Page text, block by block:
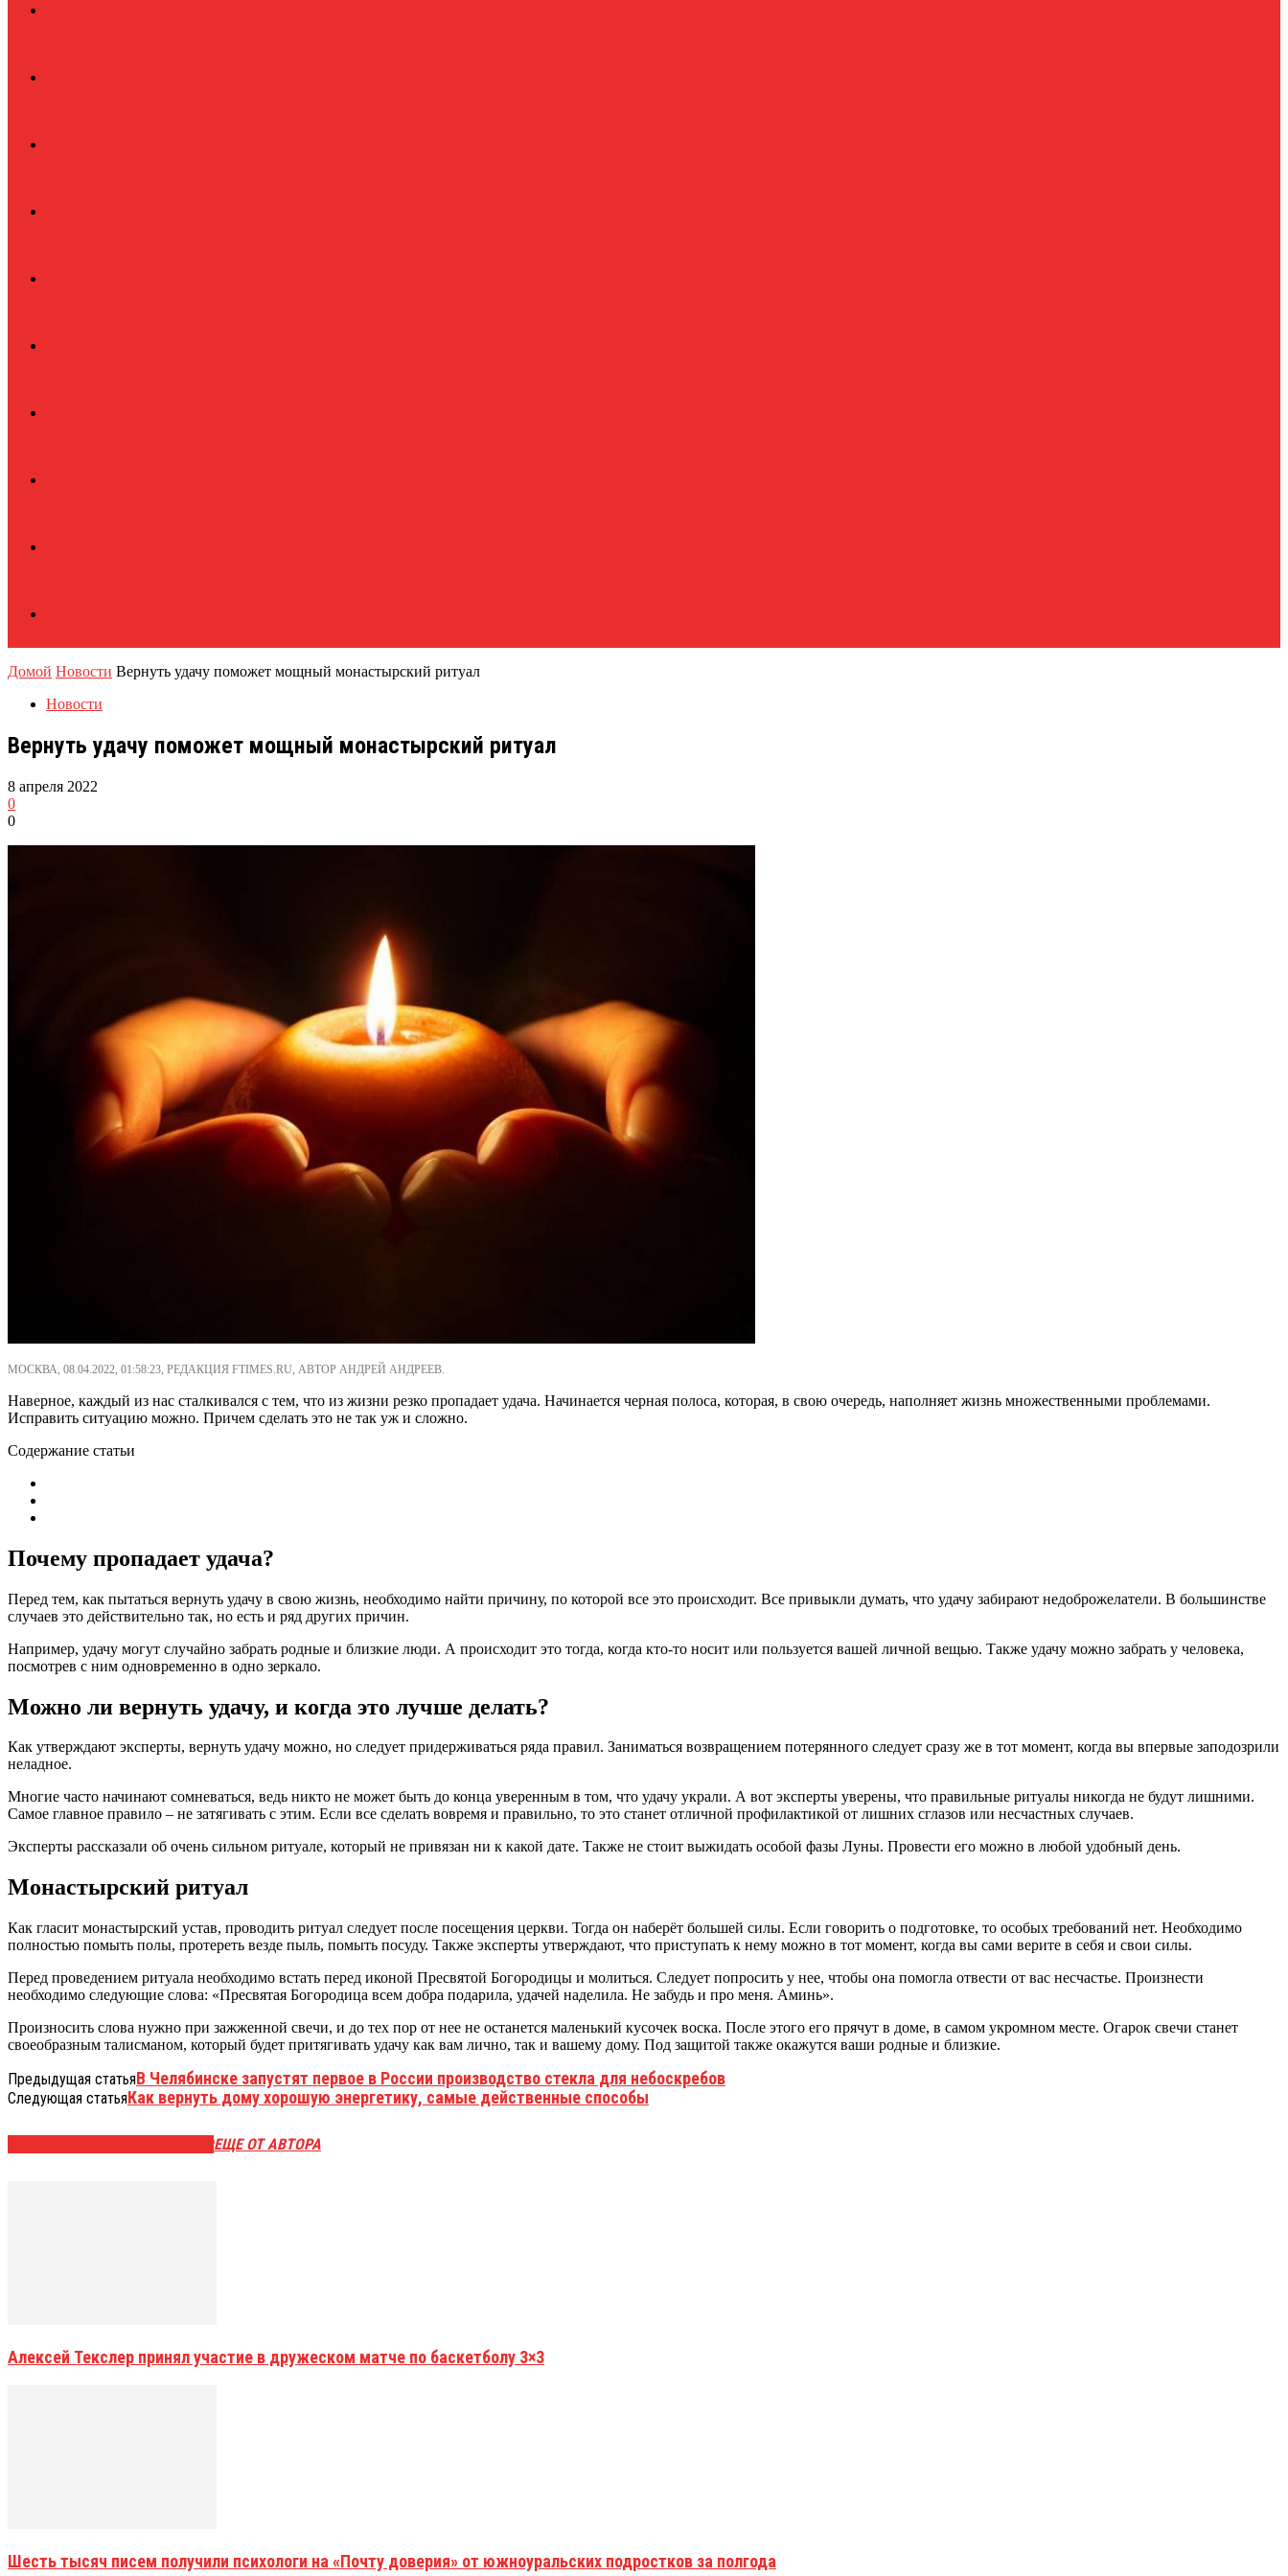
Домой Новости Вернуть удачу поможет мощный монастырский ритуал
Новости
Вернуть удачу поможет мощный монастырский ритуал
8 апреля 2022
0
0
МОСКВА, 08.04.2022, 01:58:23, РЕДАКЦИЯ FTIMES.RU, АВТОР АНДРЕЙ АНДРЕЕВ.
Наверное, каждый из нас сталкивался с тем, что из жизни резко пропадает удача. Начинается черная полоса, которая, в свою очередь, наполняет жизнь множественными проблемами.
Исправить ситуацию можно. Причем сделать это не так уж и сложно.
Содержание статьи
Почему пропадает удача?
Перед тем, как пытаться вернуть удачу в свою жизнь, необходимо найти причину, по которой все это происходит. Все привыкли думать, что удачу забирают недоброжелатели. В большинстве
случаев это действительно так, но есть и ряд других причин.
Например, удачу могут случайно забрать родные и близкие люди. А происходит это тогда, когда кто-то носит или пользуется вашей личной вещью. Также удачу можно забрать у человека,
посмотрев с ним одновременно в одно зеркало.
Можно ли вернуть удачу, и когда это лучше делать?
Как утверждают эксперты, вернуть удачу можно, но следует придерживаться ряда правил. Заниматься возвращением потерянного следует сразу же в тот момент, когда вы впервые заподозрили
неладное.
Многие часто начинают сомневаться, ведь никто не может быть до конца уверенным в том, что удачу украли. А вот эксперты уверены, что правильные ритуалы никогда не будут лишними.
Самое главное правило – не затягивать с этим. Если все сделать вовремя и правильно, то это станет отличной профилактикой от лишних сглазов или несчастных случаев.
Эксперты рассказали об очень сильном ритуале, который не привязан ни к какой дате. Также не стоит выжидать особой фазы Луны. Провести его можно в любой удобный день.
Монастырский ритуал
Как гласит монастырский устав, проводить ритуал следует после посещения церкви. Тогда он наберёт большей силы. Если говорить о подготовке, то особых требований нет. Необходимо
полностью помыть полы, протереть везде пыль, помыть посуду. Также эксперты утверждают, что приступать к нему можно в тот момент, когда вы сами верите в себя и свои силы.
Перед проведением ритуала необходимо встать перед иконой Пресвятой Богородицы и молиться. Следует попросить у нее, чтобы она помогла отвести от вас несчастье. Произнести
необходимо следующие слова: «Пресвятая Богородица всем добра подарила, удачей наделила. Не забудь и про меня. Аминь».
Произносить слова нужно при зажженной свечи, и до тех пор от нее не останется маленький кусочек воска. После этого его прячут в доме, в самом укромном месте. Огарок свечи станет
своеобразным талисманом, который будет притягивать удачу как вам лично, так и вашему дому. Под защитой также окажутся ваши родные и близкие.
Предыдущая статьяВ Челябинске запустят первое в России производство стекла для небоскребов
Следующая статьяКак вернуть дому хорошую энергетику, самые действенные способы
ЕЩЕ ОТ АВТОРА
Алексей Текслер принял участие в дружеском матче по баскетболу 3×3
Шесть тысяч писем получили психологи на «Почту доверия» от южноуральских подростков за полгода